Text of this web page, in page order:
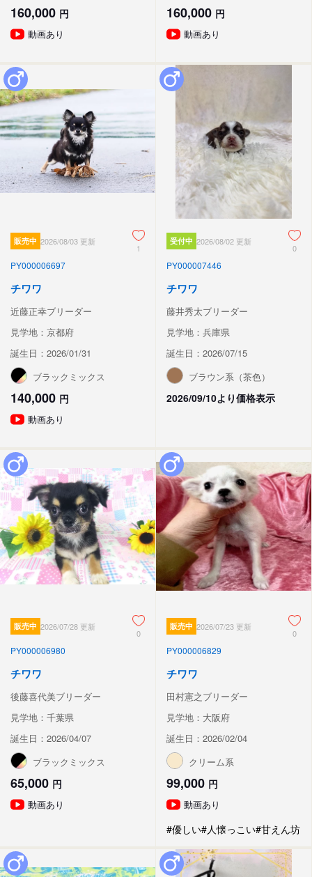
160,000 円
動画あり
160,000 円
動画あり
販売中 2026/08/03 更新
1
PY000006697
チワワ
近藤正幸ブリーダー
見学地：京都府
誕生日：2026/01/31
ブラックミックス
140,000 円
動画あり
受付中 2026/08/02 更新
0
PY000007446
チワワ
藤井秀太ブリーダー
見学地：兵庫県
誕生日：2026/07/15
ブラウン系（茶色）
2026/09/10より価格表示
販売中 2026/07/28 更新
0
PY000006980
チワワ
後藤喜代美ブリーダー
見学地：千葉県
誕生日：2026/04/07
ブラックミックス
65,000 円
動画あり
販売中 2026/07/23 更新
0
PY000006829
チワワ
田村憲之ブリーダー
見学地：大阪府
誕生日：2026/02/04
クリーム系
99,000 円
動画あり
#優しい#人懐っこい#甘えん坊